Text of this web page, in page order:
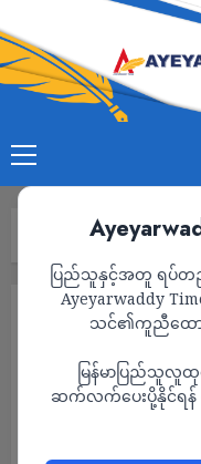
ပြည်သူနှင့်အတူ ရပ်
Ayeyarwaddy
သင်၏ကူညီထော
မြန်မာပြည်သူလူ
ဆက်လက်ပေးပို့နိုင်ရန် က
2023 May
Month:May 2023